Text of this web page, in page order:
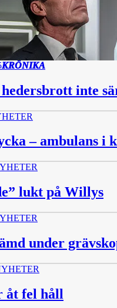
KRÖNIKA
inte
– ambulans i
lukt på Willys
under
åt fel håll